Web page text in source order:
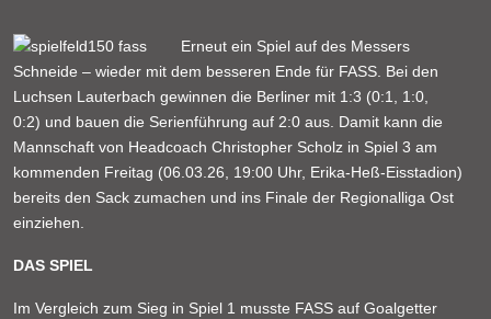
Erneut ein Spiel auf des Messers
Schneide – wieder mit dem besseren Ende für FASS. Bei den
Luchsen Lauterbach gewinnen die Berliner mit 1:3 (0:1, 1:0,
0:2) und bauen die Serienführung auf 2:0 aus. Damit kann die
Mannschaft von Headcoach Christopher Scholz in Spiel 3 am
kommenden Freitag (06.03.26, 19:00 Uhr, Erika-Heß-Eisstadion)
bereits den Sack zumachen und ins Finale der Regionalliga Ost
einziehen.
DAS SPIEL
Im Vergleich zum Sieg in Spiel 1 musste FASS auf Goalgetter